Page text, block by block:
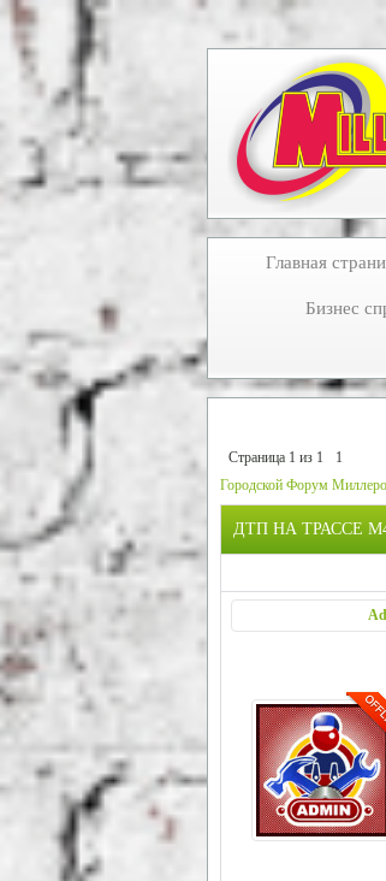
Главная
Бизнес
Страница 1 из 1
1
Городской Форум
ДТП НА ТРАССЕ